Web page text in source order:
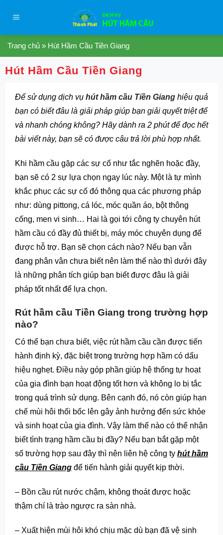
Trang chủ » Hút Hầm Cầu Tiền Giang
Hút Hầm Cầu Tiền Giang
Để sử dụng dịch vụ hút hầm cầu Tiền Giang hiệu quả
bạn có biết đâu là giải pháp giúp bạn giải quyết triệt để
và nhanh chóng không? Hãy dành ra 2 phút để đọc hết
bài viết này, bạn sẽ có được câu trả lời phù hợp nhất.
Khi hầm cầu gặp các sự cố như tắc nghẽn hoặc đầy,
bạn sẽ có 2 sự lựa chọn ngay lúc này. Một là tự mình
khắc phục các sự cố đó thông qua các phương pháp
như: dùng pittong, cá lóc, móc quần áo, bột thông
cống, men vi sinh… Hai là gọi tới công ty chuyên hút
hầm cầu có đầy đủ thiết bị, máy móc chuyên dụng để
được hỗ trợ. Bạn sẽ chọn cách nào? Nếu bạn vẫn
đang phân vân chưa biết nên làm thế nào thì dưới đây
là những phân tích giúp bạn biết được đâu là giải
pháp tốt nhất để lựa chọn.
Rút hầm cầu Tiền Giang trong trường hợp
nào?
Có thể bạn chưa biết, việc rút hầm cầu cần được tiến
hành định kỳ, đặc biệt trong trường hợp hầm có dấu
hiệu nghẹt. Điều này góp phần giúp hệ thống tự hoạt
của gia đình bạn hoạt động tốt hơn và không lo bị tắc
trong quá trình sử dụng. Bên cạnh đó, nó còn giúp hạn
chế mùi hôi thối bốc lên gây ảnh hưởng đến sức khỏe
và sinh hoạt của gia đình. Vậy làm thế nào có thể nhận
biết tình trạng hầm cầu bị đầy? Nếu bạn bắt gặp một
số trường hợp sau đây thì nên liên hệ công ty hút hầm
cầu Tiền Giang để tiến hành giải quyết kịp thời.
– Bồn cầu rút nước chậm, không thoát được hoặc
thậm chí là trào ngược ra sàn nhà.
– Xuất hiện mùi hôi khó chịu mặc dù bạn đã vệ sinh